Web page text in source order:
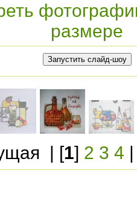
размере
| [1] 2 3 4